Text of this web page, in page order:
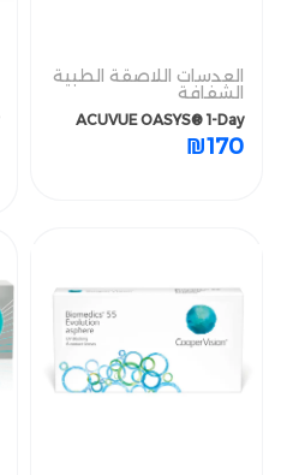
العدسات اللاصقة الطبية
الشفافة
ACUVUE OASYS® 1-Day
₪170
الشفافة
ACUVUE OASYS® 1-Day
₪170